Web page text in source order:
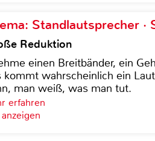
Standlautsprecher ·
Reduktion
einen Breitbänder, ein
kommt wahrscheinlich ein
man weiß, was man tut.
erfahren